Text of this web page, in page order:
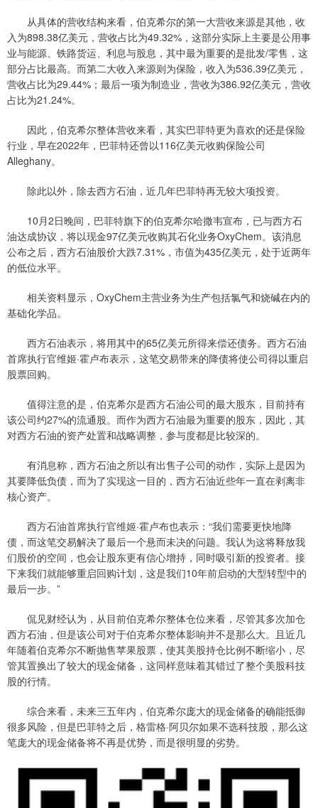
从具体的营收结构来看，伯克希尔的第一大营收来源是其他，收
入为898.38亿美元，营收占比为49.32%，这部分实际上主要是公用事
业与能源、铁路货运、利息与股息，其中最为重要的是批发/零售，这
部分占比最高。而第二大收入来源则为保险，收入为536.39亿美元，
营收占比为29.44%；最后一项为制造业，营收为386.92亿美元，营收
占比为21.24%。
因此，伯克希尔整体营收来看，其实巴菲特更为喜欢的还是保险
行业，早在2022年，巴菲特还曾以116亿美元收购保险公司
Alleghany。
除此以外，除去西方石油，近几年巴菲特再无较大项投资。
10月2日晚间，巴菲特旗下的伯克希尔哈撒韦宣布，已与西方石
油达成协议，将以现金97亿美元收购其石化业务OxyChem。该消息
公布之后，西方石油股价大跌7.31%，市值为435亿美元，处于近两年
的低位水平。
相关资料显示，OxyChem主营业务为生产包括氯气和烧碱在内的
基础化学品。
西方石油表示，将用其中的65亿美元所得来偿还债务。西方石油
首席执行官维姬·霍卢布表示，这笔交易带来的降债将使公司得以重启
股票回购。
值得注意的是，伯克希尔是西方石油公司的最大股东，目前持有
该公司约27%的流通股。而作为西方石油最为重要的股东，因此，其
对西方石油的资产处置和战略调整，参与度都是比较深的。
有消息称，西方石油之所以有出售子公司的动作，实际上是因为
其要降低负债，而为了实现这一目的，西方石油近些年一直在剥离非
核心资产。
西方石油首席执行官维姬·霍卢布也表示：“我们需要更快地降
债，而这笔交易解决了最后一个悬而未决的问题。我认为这将释放我
们股价的空间，也会让股东更有信心增持，同时吸引新的投资者。接
下来我们就能够重启回购计划，这是我们10年前启动的大型转型中的
最后一步。”
侃见财经认为，从目前伯克希尔整体仓位来看，尽管其多次加仓
西方石油，但是该公司对于伯克希尔整体影响并不是那么大。且近几
年随着伯克希尔不断抛售苹果股票，使其美股持仓比例不断缩小，尽
管其置换出了较大的现金储备，这同样意味着其错过了整个美股科技
股的行情。
综合来看，未来三五年内，伯克希尔庞大的现金储备的确能抵御
很多风险，但是巴菲特之后，格雷格·阿贝尔如果不选科技股，那么这
笔庞大的现金储备将不再是优势，而是很明显的劣势。